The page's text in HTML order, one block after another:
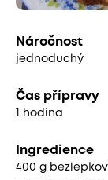
Náročnost
jednoduchý
Čas přípravy
1 hodina
Ingredience
400 g